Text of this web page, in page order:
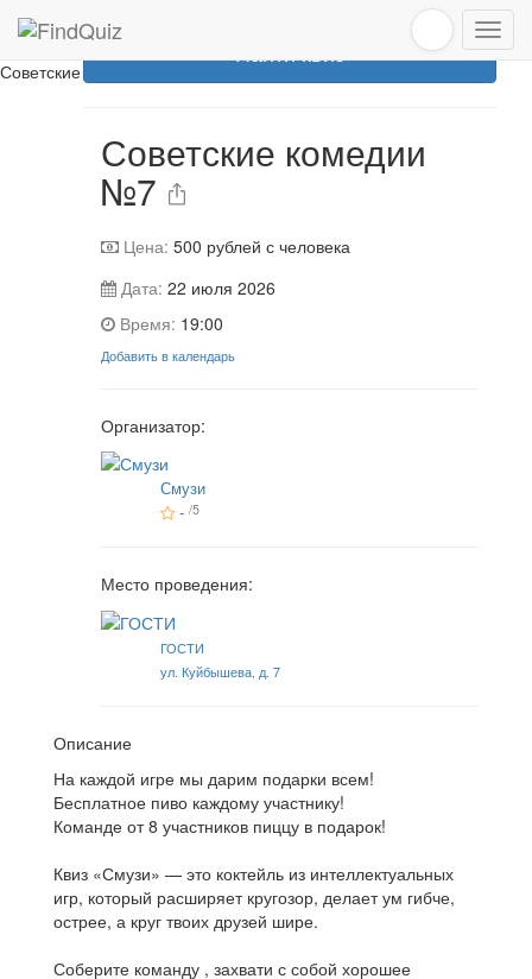
Советские комедии №7
Советские комедии
№7
Цена: 500 рублей с человека
Дата: 22 июля 2026
Время: 19:00
Добавить в календарь
Организатор:
Смузи
- /5
Место проведения:
ГОСТИ
ул. Куйбышева, д. 7
Описание
На каждой игре мы дарим подарки всем!
Бесплатное пиво каждому участнику!
Команде от 8 участников пиццу в подарок!
Квиз «Смузи» — это коктейль из интеллектуальных
игр, который расширяет кругозор, делает ум гибче,
острее, а круг твоих друзей шире.
Соберите команду , захвати с собой хорошее